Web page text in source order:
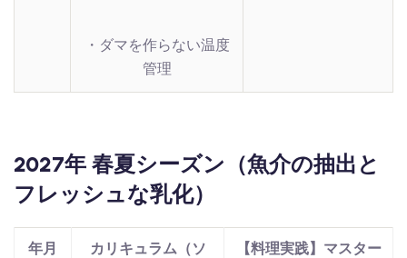
・ダマを作らない温度
管理
2027年 春夏シーズン（魚介の抽出と
フレッシュな乳化）
年月
カリキュラム（ソ
【料理実践】マスター